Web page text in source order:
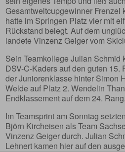
Gesamtweltcupgewinner Frenzel
hatte im Springen Platz vier mit
Rückstand belegt. Auf dem
landete Vinzenz Geiger vom
Sein Teamkollege Julian Schmid
DSV-C-Kaders auf den guten 15.
der Juniorenklasse hinter Simon
Welde auf Platz 2. Wendelin
Endklassement auf dem 24. Rang.
Im Teamsprint am Sonntag
Björn Kircheisen als Team
Vinzenz Geiger durch. Julian
Lehnert kamen hier auf den